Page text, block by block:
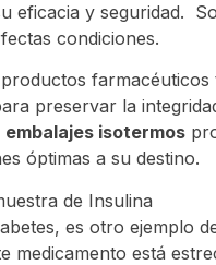
eficacia y seguridad.
condiciones.
preservar la
embalajes isotermos
óptimas a su destino.
es otro ejemplo
medicamento está